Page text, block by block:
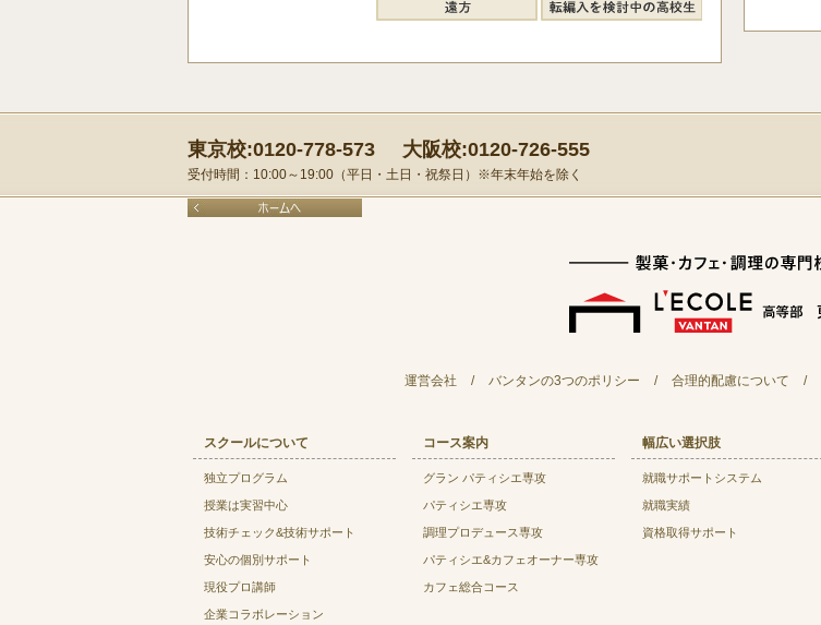
東京校:0120-778-573 大阪校:0120-726-555
受付時間：10:00～19:00（平日・土日・祝祭日）※年末年始を除く
運営会社 / バンタンの3つのポリシー / 合理的配慮について /
スクールについて
独立プログラム
授業は実習中心
技術チェック&技術サポート
安心の個別サポート
現役プロ講師
企業コラボレーション
コース案内
グラン パティシエ専攻
パティシエ専攻
調理プロデュース専攻
パティシエ&カフェオーナー専攻
カフェ総合コース
幅広い選択肢
就職サポートシステム
就職実績
資格取得サポート